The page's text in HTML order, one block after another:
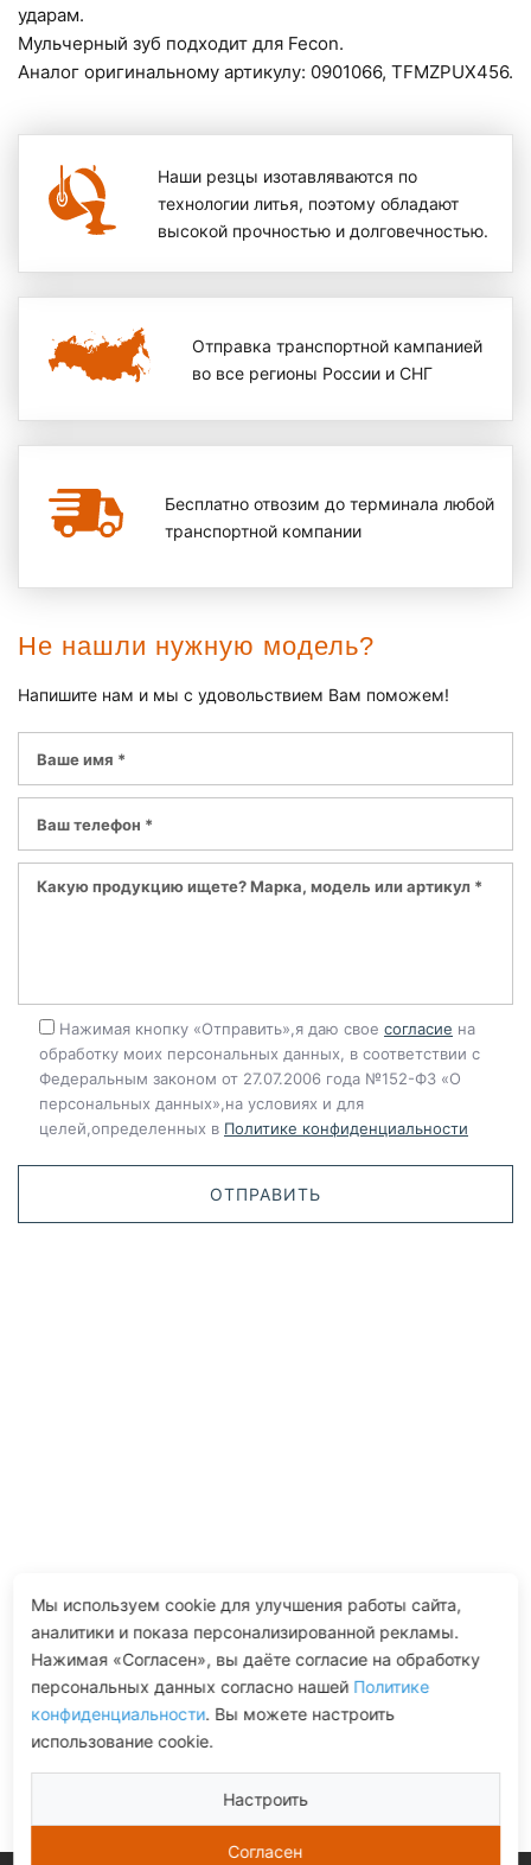
ударам.
Мульчерный зуб подходит для Fecon.
Аналог оригинальному артикулу: 0901066, TFMZPUX456.
Наши резцы изотавляваются по
технологии литья, поэтому обладают
высокой прочностью и долговечностью.
Отправка транспортной кампанией
во все регионы России и СНГ
Бесплатно отвозим до терминала любой
транспортной компании
Не нашли нужную модель?
Напишите нам и мы с удовольствием Вам поможем!
Нажимая кнопку «Отправить»,я даю свое согласие на
обработку моих персональных данных, в соответствии с
Федеральным законом от 27.07.2006 года №152-ФЗ «О
персональных данных»,на условиях и для
целей,определенных в Политике конфиденциальности
Мы используем cookie для улучшения работы сайта,
аналитики и показа персонализированной рекламы.
Нажимая «Согласен», вы даёте согласие на обработку
персональных данных согласно нашей Политике
конфиденциальности. Вы можете настроить
использование cookie.
Настроить
Согласен